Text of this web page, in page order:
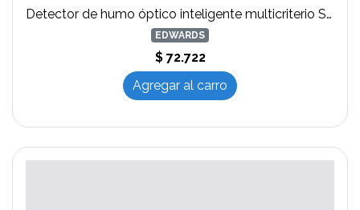
Detector de humo óptico inteligente multicriterio SIGA_OSD marca EDWARDS
EDWARDS
$ 72.722
Agregar al carro